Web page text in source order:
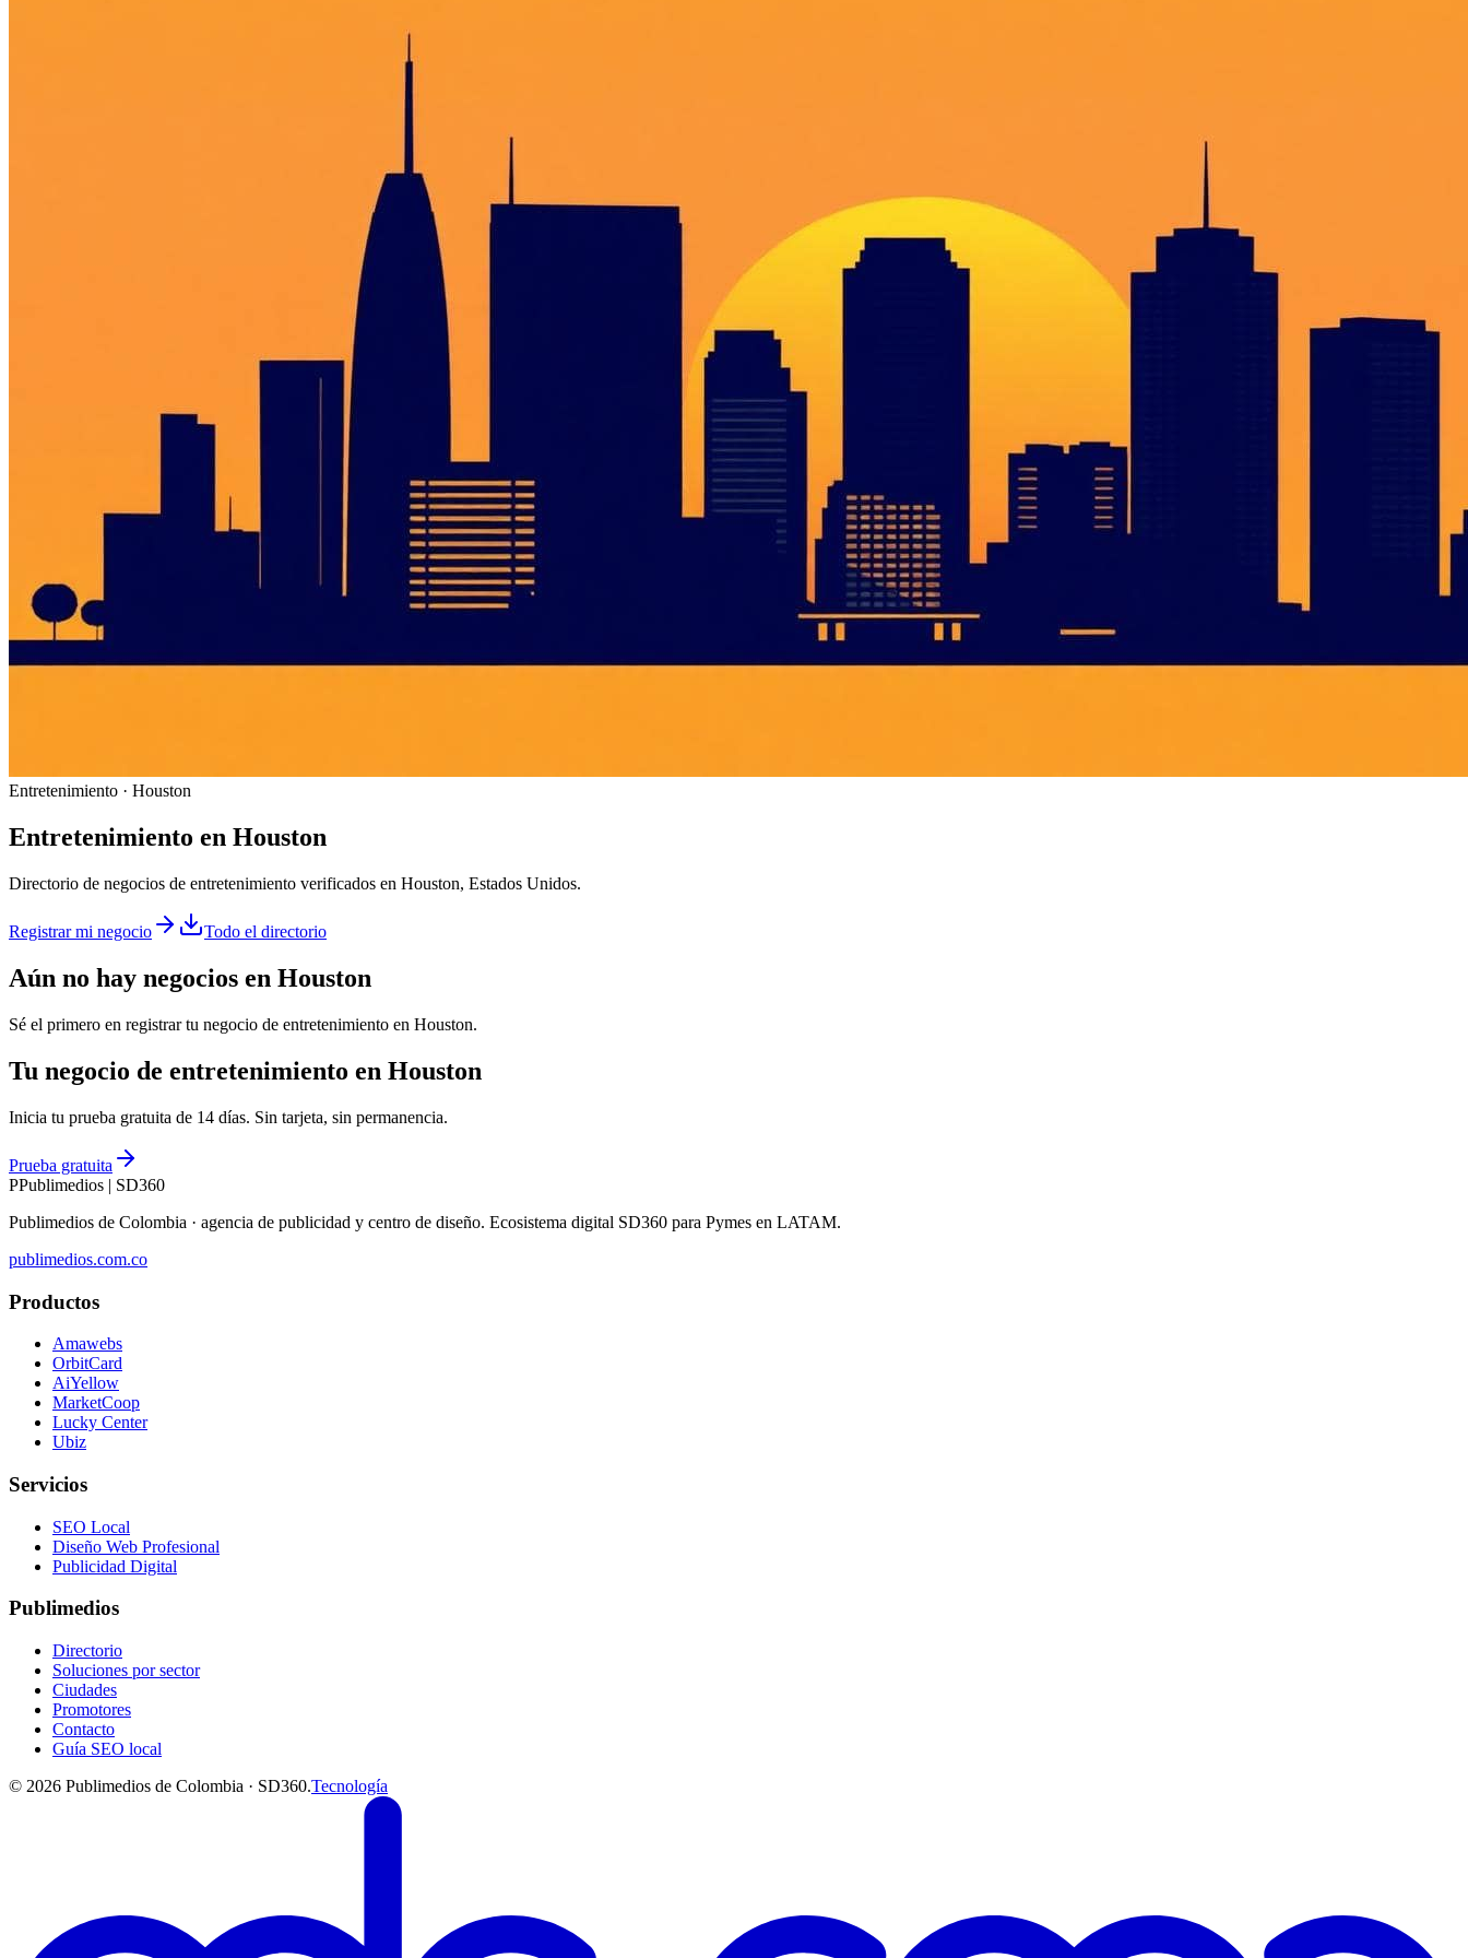
Entretenimiento · Houston
Entretenimiento en Houston
Directorio de negocios de entretenimiento verificados en Houston, Estados Unidos.
Registrar mi negocio Todo el directorio
Aún no hay negocios en Houston
Sé el primero en registrar tu negocio de entretenimiento en Houston.
Tu negocio de entretenimiento en Houston
Inicia tu prueba gratuita de 14 días. Sin tarjeta, sin permanencia.
Prueba gratuita
PPublimedios | SD360
Publimedios de Colombia · agencia de publicidad y centro de diseño. Ecosistema digital SD360 para Pymes en LATAM.
publimedios.com.co
Productos
Amawebs
OrbitCard
AiYellow
MarketCoop
Lucky Center
Ubiz
Servicios
SEO Local
Diseño Web Profesional
Publicidad Digital
Publimedios
Directorio
Soluciones por sector
Ciudades
Promotores
Contacto
Guía SEO local
© 2026 Publimedios de Colombia · SD360.Tecnología